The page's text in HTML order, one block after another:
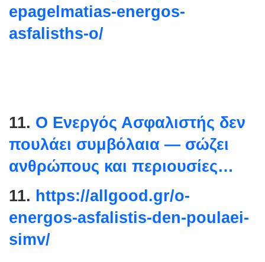
epagelmatias-energos-
asfalisths-o/
11. Ο Ενεργός Ασφαλιστής δεν
πουλάει συμβόλαια — σώζει
ανθρώπους και περιουσίες…
11. https://allgood.gr/o-
energos-asfalistis-den-poulaei-
simv/